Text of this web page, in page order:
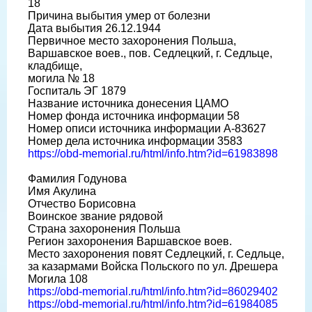
18
Причина выбытия умер от болезни
Дата выбытия 26.12.1944
Первичное место захоронения Польша,
Варшавское воев., пов. Седлецкий, г. Седльце,
кладбище,
могила № 18
Госпиталь ЭГ 1879
Название источника донесения ЦАМО
Номер фонда источника информации 58
Номер описи источника информации А-83627
Номер дела источника информации 3583
https://obd-memorial.ru/html/info.htm?id=61983898
Фамилия Годунова
Имя Акулина
Отчество Борисовна
Воинское звание рядовой
Страна захоронения Польша
Регион захоронения Варшавское воев.
Место захоронения повят Седлецкий, г. Седльце,
за казармами Войска Польского по ул. Дрешера
Могила 108
https://obd-memorial.ru/html/info.htm?id=86029402
https://obd-memorial.ru/html/info.htm?id=61984085